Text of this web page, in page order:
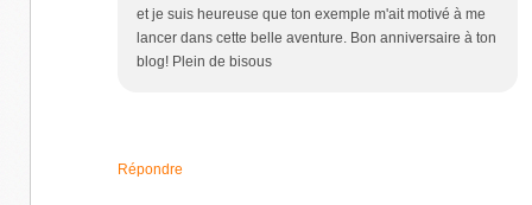
et je suis heureuse que ton exemple m'ait motivé à me
lancer dans cette belle aventure. Bon anniversaire à ton
blog! Plein de bisous
Répondre